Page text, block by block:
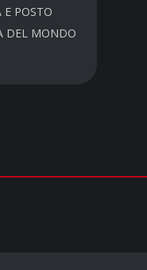
E POSTO
DEL MONDO